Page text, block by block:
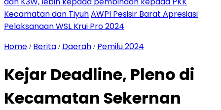
Kecamatan dan TiyuhAWPI Pesisir Barat Apresiasi
Pelaksanaan WSL Krui Pro 2024
Home / Berita / Daerah / Pemilu 2024
Kejar Deadline, Pleno di
Kecamatan Sekernan